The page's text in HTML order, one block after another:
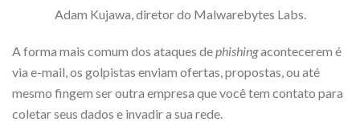
Adam Kujawa, diretor do Malwarebytes Labs.
A forma mais comum dos ataques de phishingacontecerem é
via e-mail, os golpistas enviam ofertas, propostas, ou até
mesmo fingem ser outra empresa que você tem contato para
coletar seus dados e invadir a sua rede.